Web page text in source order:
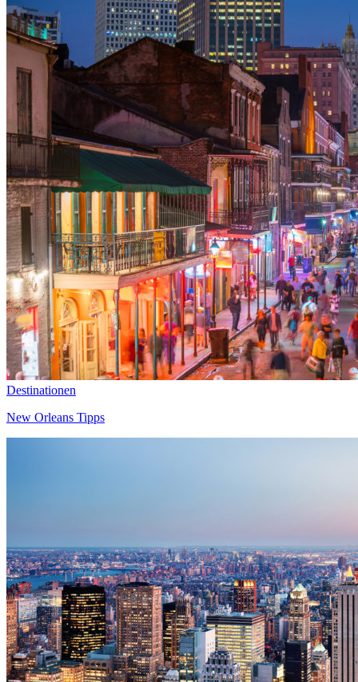
Destinationen
New Orleans Tipps